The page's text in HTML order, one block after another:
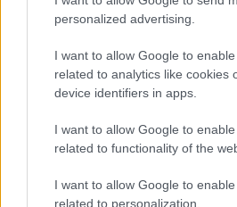
personalized advertising.
I want to allow Google to
related to analytics like cookies
device identifiers in apps.
I want to allow Google to
related to functionality of the
I want to allow Google to
related to personalization.
sufficientecliccare quiper
#BANCHE CENTRALI #BARACK
#HAMAS
#ISRAELE #MEDIA
#RED PILL
#TULSI GABBARD
#UE